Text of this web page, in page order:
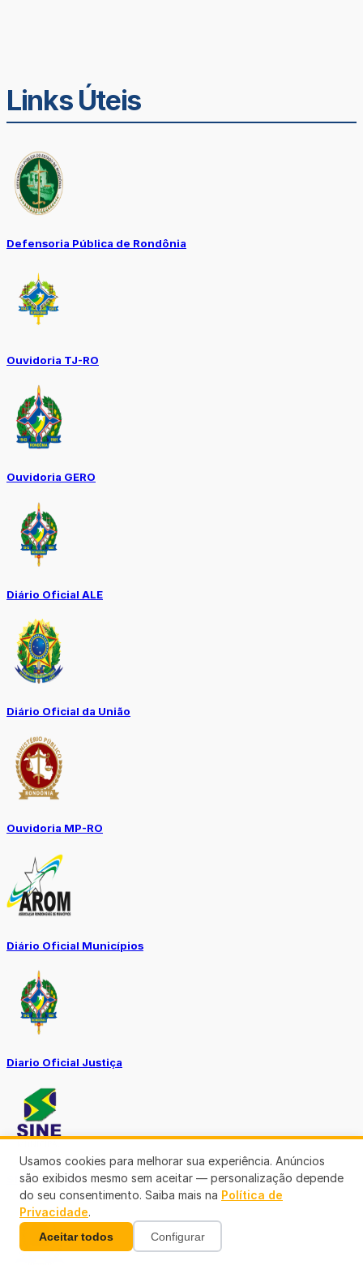
Links Úteis
Defensoria Pública de Rondônia
Ouvidoria TJ-RO
Ouvidoria GERO
Diário Oficial ALE
Diário Oficial da União
Ouvidoria MP-RO
Diário Oficial Municípios
Diario Oficial Justiça
SINE Municipal
Usamos cookies para melhorar sua experiência. Anúncios
são exibidos mesmo sem aceitar — personalização depende
do seu consentimento. Saiba mais na Política de
Privacidade.
Aceitar todos Configurar